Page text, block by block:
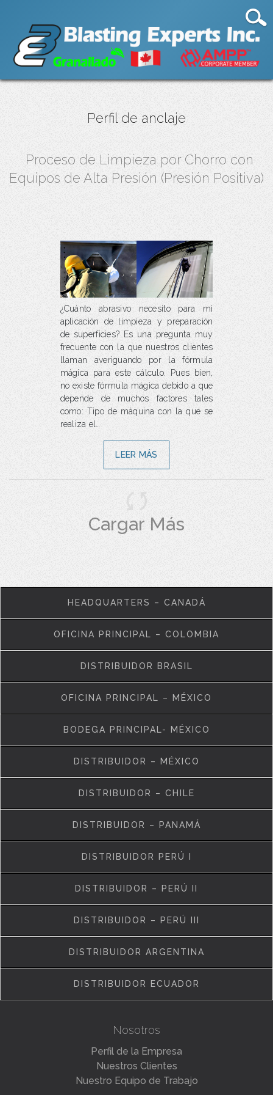
Perfil de anclaje
Proceso de Limpieza por Chorro con
Equipos de Alta Presión (Presión Positiva)
¿Cuánto abrasivo necesito para mi
aplicación de limpieza y preparación
de superficies? Es una pregunta muy
frecuente con la que nuestros clientes
llaman averiguando por la fórmula
mágica para este cálculo. Pues bien,
no existe fórmula mágica debido a que
depende de muchos factores tales
como: Tipo de máquina con la que se
realiza el…
LEER MÁS
Cargar Más
HEADQUARTERS – CANADÁ
OFICINA PRINCIPAL – COLOMBIA
DISTRIBUIDOR BRASIL
OFICINA PRINCIPAL – MÉXICO
BODEGA PRINCIPAL- MÉXICO
DISTRIBUIDOR – MÉXICO
DISTRIBUIDOR – CHILE
DISTRIBUIDOR – PANAMÁ
DISTRIBUIDOR PERÚ I
DISTRIBUIDOR – PERÚ II
DISTRIBUIDOR – PERÚ III
DISTRIBUIDOR ARGENTINA
DISTRIBUIDOR ECUADOR
Nosotros
Perfil de la Empresa
Nuestros Clientes
Nuestro Equipo de Trabajo